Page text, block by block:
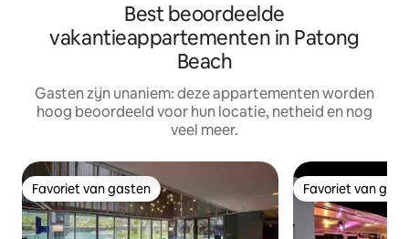
Best beoordeelde
vakantieappartementen in Patong
Beach
Gasten zijn unaniem: deze appartementen worden
hoog beoordeeld voor hun locatie, netheid en nog
veel meer.
Favoriet van gasten
Favoriet van gasten Favoriet van
Favoriet van